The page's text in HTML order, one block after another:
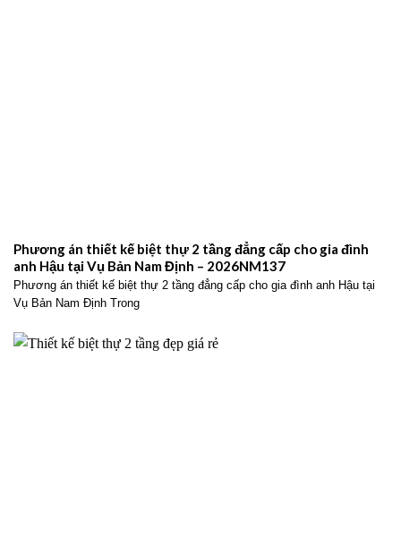
Phương án thiết kế biệt thự 2 tầng đẳng cấp cho gia đình
anh Hậu tại Vụ Bản Nam Định – 2026NM137
Phương án thiết kế biệt thự 2 tầng đẳng cấp cho gia đình anh Hậu tại
Vụ Bản Nam Định Trong